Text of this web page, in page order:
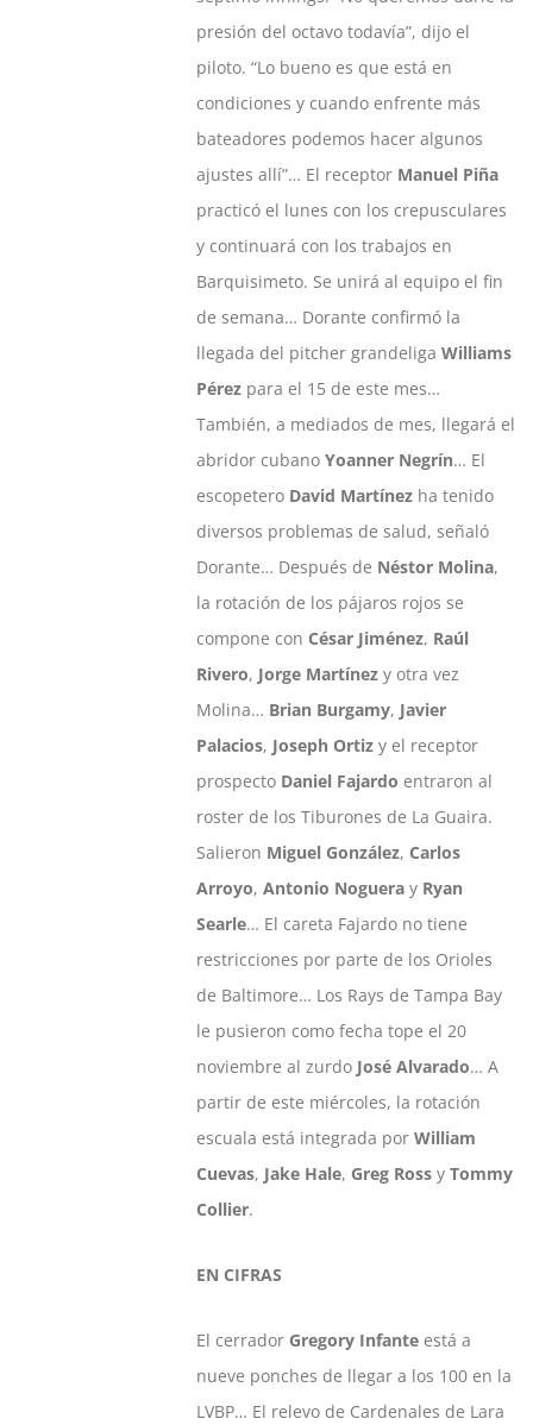
presión del octavo todavía”, dijo el
piloto. “Lo bueno es que está en
condiciones y cuando enfrente más
bateadores podemos hacer algunos
ajustes allí”… El receptor Manuel Piña
practicó el lunes con los crepusculares
y continuará con los trabajos en
Barquisimeto. Se unirá al equipo el fin
de semana… Dorante confirmó la
llegada del pitcher grandeliga Williams
Pérez para el 15 de este mes…
También, a mediados de mes, llegará el
abridor cubano Yoanner Negrín… El
escopetero David Martínez ha tenido
diversos problemas de salud, señaló
Dorante… Después de Néstor Molina,
la rotación de los pájaros rojos se
compone con César Jiménez, Raúl
Rivero, Jorge Martínez y otra vez
Molina… Brian Burgamy, Javier
Palacios, Joseph Ortiz y el receptor
prospecto Daniel Fajardo entraron al
roster de los Tiburones de La Guaira.
Salieron Miguel González, Carlos
Arroyo, Antonio Noguera y Ryan
Searle… El careta Fajardo no tiene
restricciones por parte de los Orioles
de Baltimore… Los Rays de Tampa Bay
le pusieron como fecha tope el 20
noviembre al zurdo José Alvarado… A
partir de este miércoles, la rotación
escuala está integrada por William
Cuevas, Jake Hale, Greg Ross y Tommy
Collier.
EN CIFRAS
El cerrador Gregory Infante está a
nueve ponches de llegar a los 100 en la
LVBP… El relevo de Cardenales de Lara